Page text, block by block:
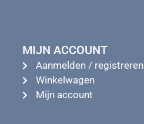
MIJN ACCOUNT
Aanmelden / registreren
Winkelwagen
Mijn account